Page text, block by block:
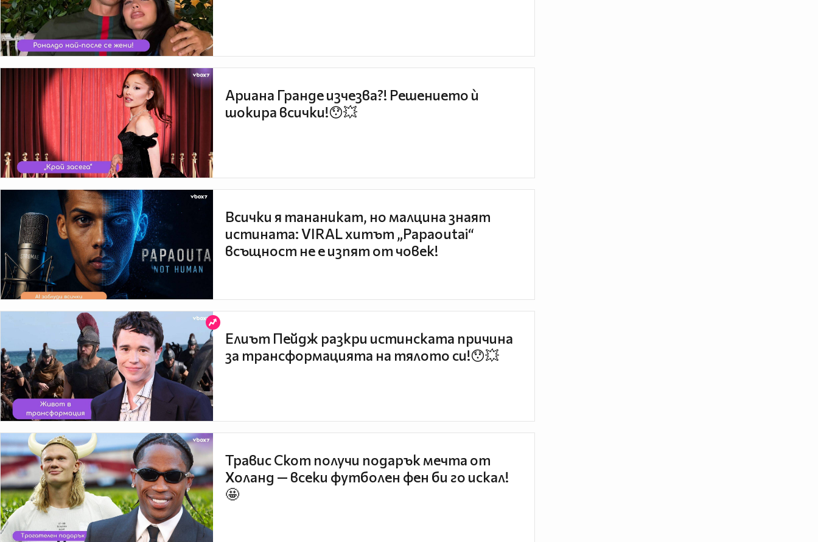
Ариана Гранде изчезва?! Решението ѝ
шокира всички!😯💥
Всички я тананикат, но малцина знаят
истината: VIRAL хитът „Papaoutai“
всъщност не е изпят от човек!
Елиът Пейдж разкри истинската причина
за трансформацията на тялото си!😯💥
Травис Скот получи подарък мечта от
Холанд — всеки футболен фен би го искал!
🤩